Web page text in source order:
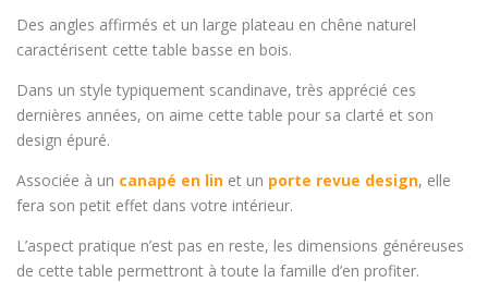
Des angles affirmés et un large plateau en chêne naturel
caractérisent cette table basse en bois.
Dans un style typiquement scandinave, très apprécié ces
dernières années, on aime cette table pour sa clarté et son
design épuré.
Associée à un canapé en lin et un porte revue design, elle
fera son petit effet dans votre intérieur.
L’aspect pratique n’est pas en reste, les dimensions généreuses
de cette table permettront à toute la famille d’en profiter.